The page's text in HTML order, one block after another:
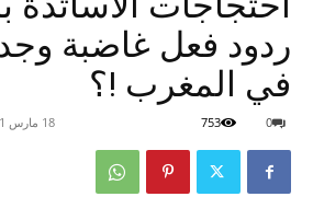
ردود فعل غاضبة
في المغرب !؟
18 مارس 2021 0
753